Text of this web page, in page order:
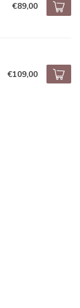
€89,00
€109,00